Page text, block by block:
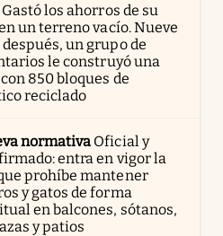
Gastó los ahorros de su
un terreno vacío. Nueve
después, un grupo de
le construyó una
850 bloques de
reciclado
normativa Oficial y
entra en vigor la
prohíbe mantener
y gatos de forma
en balcones, sótanos,
y patios